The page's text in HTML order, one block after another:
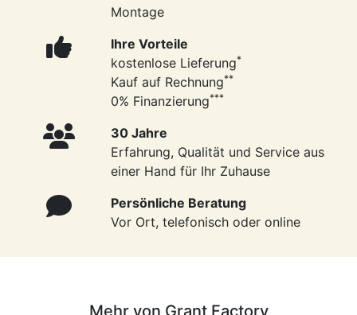
Montage
Ihre Vorteile
kostenlose Lieferung*
Kauf auf Rechnung**
0% Finanzierung***
30 Jahre
Erfahrung, Qualität und Service aus
einer Hand für Ihr Zuhause
Persönliche Beratung
Vor Ort, telefonisch oder online
Mehr von Grant Factory